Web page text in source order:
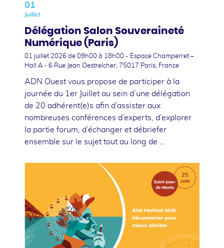
01
Juillet
Délégation Salon Souveraineté
Numérique (Paris)
01 juillet 2026 de 09h00 à 18h00 - Espace Champerret –
Hall A - 6 Rue Jean Oestreicher, 75017 Paris, France
ADN Ouest vous propose de participer à la
journée du 1er Juillet au sein d’une délégation
de 20 adhérent(e)s afin d’assister aux
nombreuses conférences d’experts, d’explorer
la partie forum, d’échanger et débriefer
ensemble sur le sujet tout au long de …